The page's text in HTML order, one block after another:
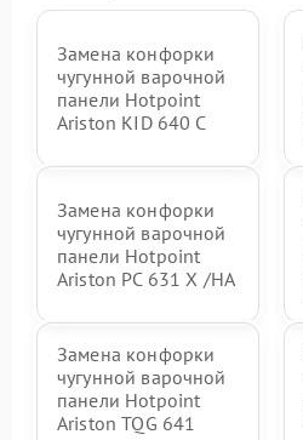
Замена конфорки
чугунной варочной
панели Hotpoint
Ariston KID 640 C
Замена конфорки
чугунной варочной
панели Hotpoint
Ariston PC 631 X /HA
Замена конфорки
чугунной варочной
панели Hotpoint
Ariston TQG 641